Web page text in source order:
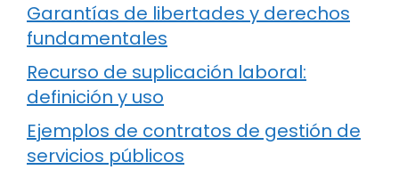
Garantías de libertades y derechos
fundamentales
Recurso de suplicación laboral:
definición y uso
Ejemplos de contratos de gestión de
servicios públicos